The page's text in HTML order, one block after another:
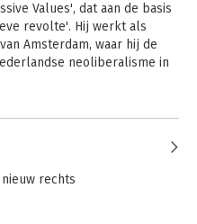
Values', dat aan de basis
revolte'. Hij werkt als
Amsterdam, waar hij de
neoliberalisme in
Merijn
rechts